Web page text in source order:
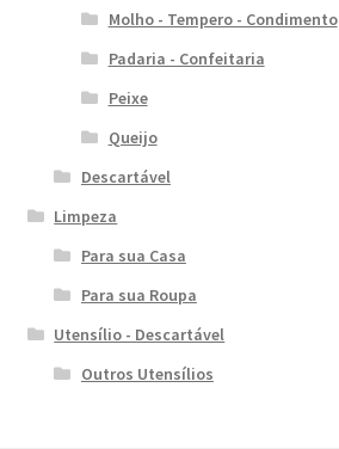
Molho - Tempero - Condimento
Padaria - Confeitaria
Peixe
Queijo
Descartável
Limpeza
Para sua Casa
Para sua Roupa
Utensílio - Descartável
Outros Utensílios